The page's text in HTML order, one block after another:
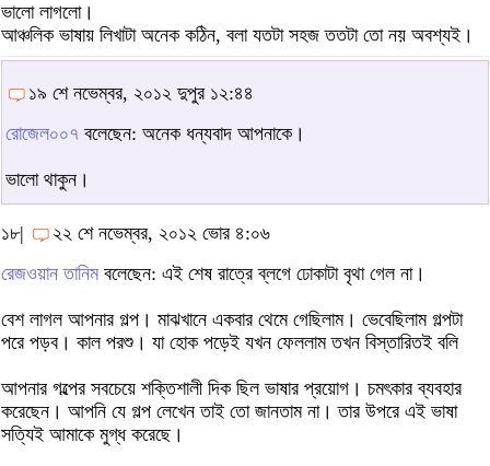
ভালো লাগলো।
আঞ্চলিক ভাষায় লিখাটা অনেক কঠিন, বলা যতটা সহজ ততটা তো নয় অবশ্যই।
১৯ শে নভেম্বর, ২০১২ দুপুর ১২:৪৪
রোজেল০০৭ বলেছেন: অনেক ধন্যবাদ আপনাকে।
ভালো থাকুন।
১৮|
২২ শে নভেম্বর, ২০১২ ভোর ৪:০৬
রেজওয়ান তানিম বলেছেন: এই শেষ রাত্রে ব্লগে ঢোকাটা বৃথা গেল না।
বেশ লাগল আপনার গল্প। মাঝখানে একবার থেমে গেছিলাম। ভেবেছিলাম গল্পটা
পরে পড়ব। কাল পরশু। যা হোক পড়েই যখন ফেললাম তখন বিস্তারিতই বলি
আপনার গল্পের সবচেয়ে শক্তিশালী দিক ছিল ভাষার প্রয়োগ। চমৎকার ব্যবহার
করেছেন। আপনি যে গল্প লেখেন তাই তো জানতাম না। তার উপরে এই ভাষা
সত্যিই আমাকে মুগ্ধ করেছে।